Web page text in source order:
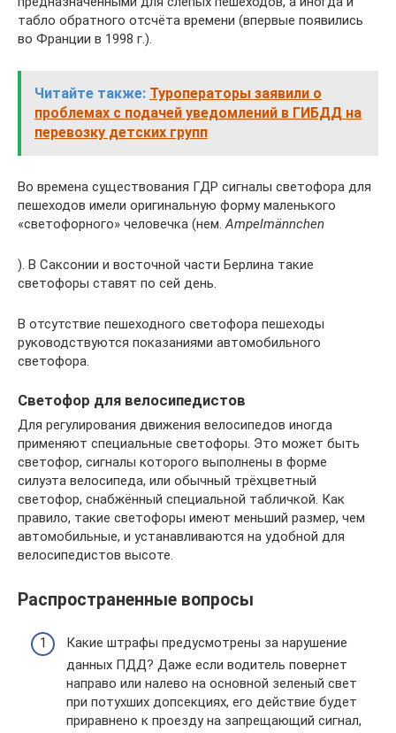
табло обратного отсчёта времени (впервые появились
во Франции в 1998 г.).
Читайте также: Туроператоры заявили о
проблемах с подачей уведомлений в ГИБДД на
перевозку детских групп
Во времена существования ГДР сигналы светофора для
пешеходов имели оригинальную форму маленького
«светофорного» человечка (нем.Ampelmännchen
). В Саксонии и восточной части Берлина такие
светофоры ставят по сей день.
В отсутствие пешеходного светофора пешеходы
руководствуются показаниями автомобильного
светофора.
Светофор для велосипедистов
Для регулирования движения велосипедов иногда
применяют специальные светофоры. Это может быть
светофор, сигналы которого выполнены в форме
силуэта велосипеда, или обычный трёхцветный
светофор, снабжённый специальной табличкой. Как
правило, такие светофоры имеют меньший размер, чем
автомобильные, и устанавливаются на удобной для
велосипедистов высоте.
Распространенные вопросы
Какие штрафы предусмотрены за нарушение
данных ПДД? Даже если водитель повернет
направо или налево на основной зеленый свет
при потухших допсекциях, его действие будет
приравнено к проезду на запрещающий сигнал,